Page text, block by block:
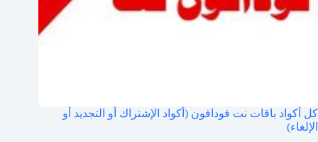
كل أكواد باقات نت فودافون (أكواد الإشتراك أو التجديد أو
الإلغاء)